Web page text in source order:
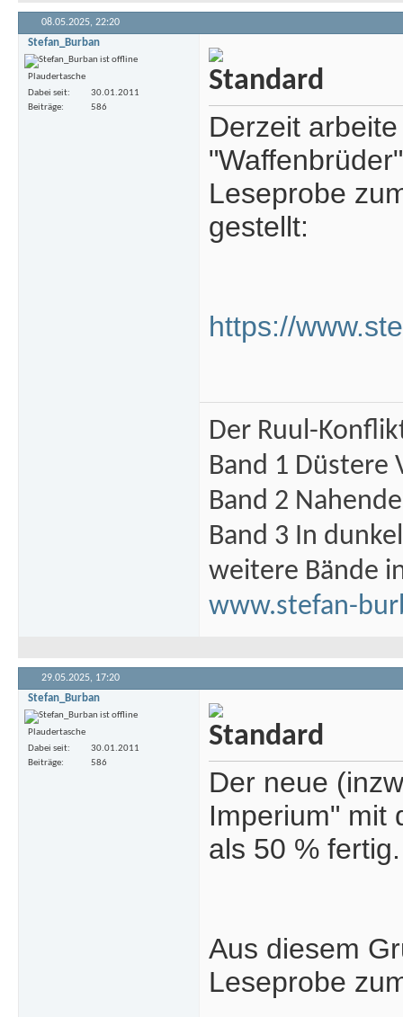
08.05.2025, 22:20
Stefan_Burban
Plaudertasche
Dabei seit
30.01.2011
Beiträge
586
Derzeit
Leseprobe
gestellt:
https://
Der Ruul-
Band 1 Düstere
Band 2
Band 3 In
weitere Bände
www.stefan-
29.05.2025, 17:20
Stefan_Burban
Plaudertasche
Dabei seit
30.01.2011
Beiträge
586
Der neue
Imperium" mit
als 50 % fertig.
Aus diesem
Leseprobe